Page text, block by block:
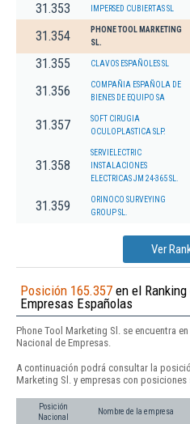
31.353 IMPERSED CUBIERTAS SL
31.354
PHONE TOOL MARKETING
SL.
31.355 CLAVOS ESPAÑOLES SL
31.356
COMPAÑIA ESPAÑOLA DE
BIENES DE EQUIPO SA
31.357
SOFT CIRUGIA
OCULOPLASTICA SLP.
31.358
SERVIELECTRIC
INSTALACIONES
ELECTRICAS JM 24-365 SL.
31.359
ORINOCO SURVEYING
GROUP SL.
Ver
Posición 165.357 en el Ranking
Empresas Españolas
Phone Tool Marketing Sl. se encuentra
Nacional de Empresas.
A continuación podrá consultar la
Marketing Sl. y empresas con posiciones
Posición
Nacional
Nombre de la empresa